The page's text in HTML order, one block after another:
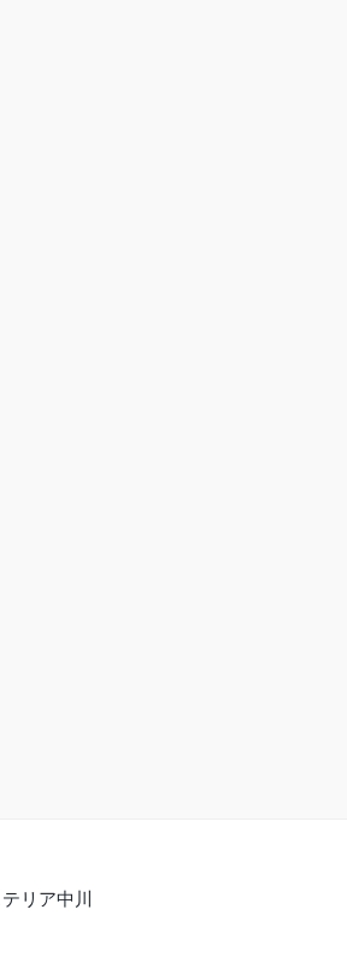
リア中川